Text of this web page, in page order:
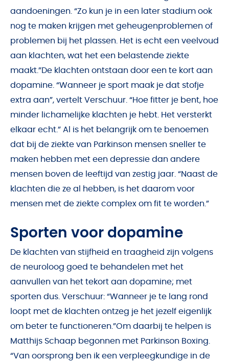
aandoeningen. “Zo kun je in een later stadium ook
nog te maken krijgen met geheugenproblemen of
problemen bij het plassen. Het is echt een veelvoud
aan klachten, wat het een belastende ziekte
maakt.”De klachten ontstaan door een te kort aan
dopamine. “Wanneer je sport maak je dat stofje
extra aan”, vertelt Verschuur. “Hoe fitter je bent, hoe
minder lichamelijke klachten je hebt. Het versterkt
elkaar echt.” Al is het belangrijk om te benoemen
dat bij de ziekte van Parkinson mensen sneller te
maken hebben met een depressie dan andere
mensen boven de leeftijd van zestig jaar. “Naast de
klachten die ze al hebben, is het daarom voor
mensen met de ziekte complex om fit te worden.”
Sporten voor dopamine
De klachten van stijfheid en traagheid zijn volgens
de neuroloog goed te behandelen met het
aanvullen van het tekort aan dopamine; met
sporten dus. Verschuur: “Wanneer je te lang rond
loopt met de klachten ontzeg je het jezelf eigenlijk
om beter te functioneren.”Om daarbij te helpen is
Matthijs Schaap begonnen met Parkinson Boxing.
“Van oorsprong ben ik een verpleegkundige in de